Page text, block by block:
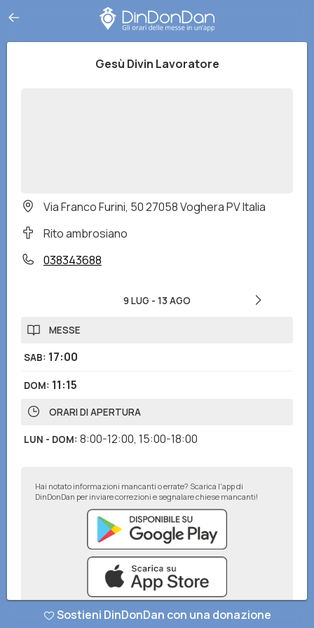
Gesù Divin Lavoratore
Via Franco Furini, 50 27058 Voghera PV Italia
Rito ambrosiano
038343688
9 LUG - 13 AGO
MESSE
SAB: 17:00
DOM: 11:15
ORARI DI APERTURA
LUN - DOM: 8:00-12:00, 15:00-18:00
Hai notato informazioni mancanti o errate? Scarica l'app di
DinDonDan per inviare correzioni e segnalare chiese mancanti!
Sostieni DinDonDan con una donazione